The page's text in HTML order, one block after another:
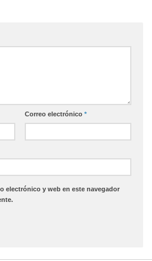
Correo electrónico *
electrónico y web en este navegador